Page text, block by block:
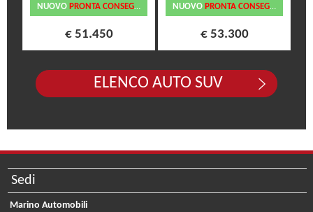
NUOVO PRONTA CONSEGNA
€ 51.450
NUOVO PRONTA CONSEGNA
€ 53.300
ELENCO AUTO SUV
Sedi
Marino Automobili